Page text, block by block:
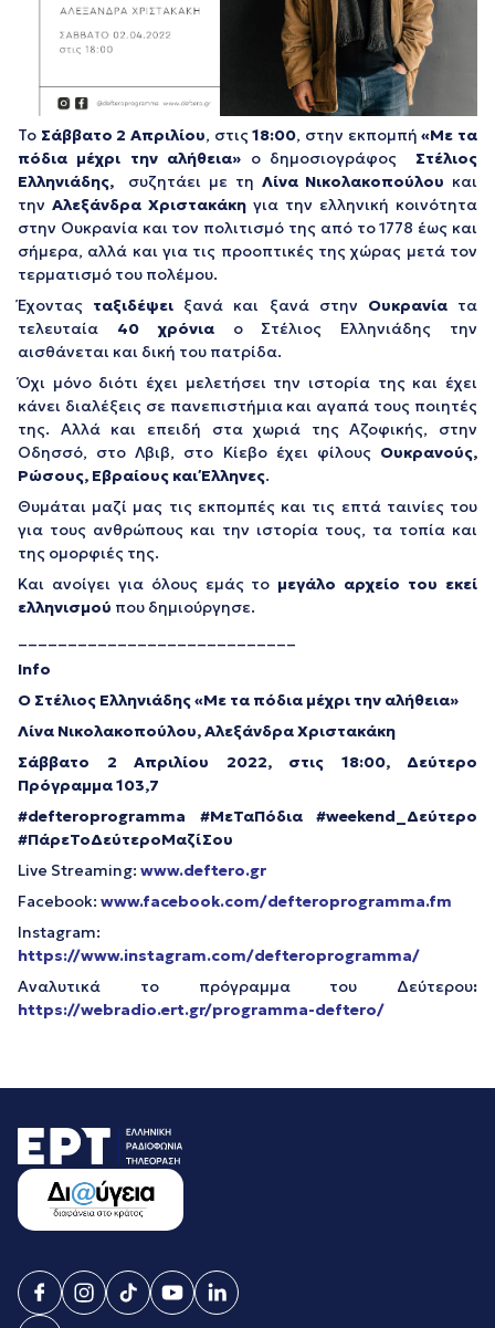
Το Σάββατο 2 Απριλίου, στις18:00, στην εκπομπή«Με τα
πόδια μέχρι την αλήθεια» ο δημοσιογράφος Στέλιος
Ελληνιάδης, συζητάει με τη Λίνα Νικολακοπούλου και
την Αλεξάνδρα Χριστακάκη για την ελληνική κοινότητα
στην Ουκρανία και τον πολιτισμό της από το 1778 έως και
σήμερα, αλλά και για τις προοπτικές της χώρας μετά τον
τερματισμό του πολέμου.
Έχοντας ταξιδέψει ξανά και ξανά στην Ουκρανίατα
τελευταία 40 χρόνιαο Στέλιος Ελληνιάδης την
αισθάνεται και δική του πατρίδα.
Όχι μόνο διότι έχει μελετήσει την ιστορία της και έχει
κάνει διαλέξεις σε πανεπιστήμια και αγαπά τους ποιητές
της. Αλλά και επειδή στα χωριά της Αζοφικής, στην
Οδησσό, στο Λβιβ, στο Κίεβο έχει φίλους Ουκρανούς,
Ρώσους, Εβραίους και Έλληνες.
Θυμάται μαζί μας τις εκπομπές και τις επτά ταινίες του
για τους ανθρώπους και την ιστορία τους, τα τοπία και
της ομορφιές της.
Και ανοίγει για όλους εμάς το μεγάλο αρχείο του εκεί
ελληνισμού που δημιούργησε.
Info
Ο Στέλιος Ελληνιάδης «Με τα πόδια μέχρι την αλήθεια»
Λίνα Νικολακοπούλου, Αλεξάνδρα Χριστακάκη
Σάββατο 2 Απριλίου 2022, στις 18:00, Δεύτερο
Πρόγραμμα 103,7
#defteroprogramma #ΜεΤαΠόδια #weekend _Δεύτερο
#ΠάρεΤοΔεύτεροΜαζίΣου
Live Streaming: www.deftero.gr
Facebook: www.facebook.com/defteroprogramma.fm
Instagram:
https://www.instagram.com/defteroprogramma/
Αναλυτικά το πρόγραμμα του Δεύτερου:
https://webradio.ert.gr/programma-deftero/